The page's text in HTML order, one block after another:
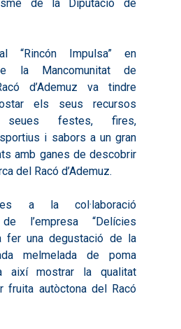
de la Diputació de
“Rincón Impulsa” en
la Mancomunitat de
d’Ademuz va tindre
els seus recursos
festes, fires,
i sabors a un gran
amb ganes de descobrir
del Racó d’Ademuz.
a la col·laboració
l’empresa “Delícies
fer una degustació de la
melmelada de poma
així mostrar la qualitat
fruita autòctona del Racó
Inici
Presentació